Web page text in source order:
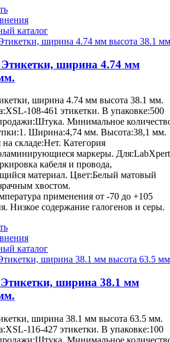
каталог
ширина 4.74 мм
ширина 4.74 мм высота 38.1 мм.
108-461 этикетки. В упаковке:500
Минимальное
Ширина:4,74 мм. Высота:38,1 мм.
складе:Нет. Категория
маркеры.
кабеля и провода,
материал. Цвет:Белый матовый
хвостом.
применения от -70 до +105
Низкое содержание галогенов и серы.
каталог
ширина 38.1 мм
ширина 38.1 мм высота 63.5 мм.
116-427 этикетки. В упаковке:100
Минимальное